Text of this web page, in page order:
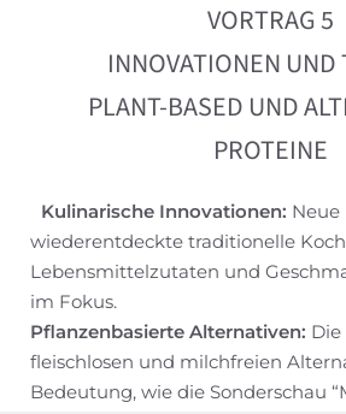
VORTRAG 5
INNOVATIONEN UND
PLANT-BASED UND
PROTEINE
Kulinarische Innovationen: Neue
wiederentdeckte traditionelle
Lebensmittelzutaten und
im Fokus.
Pflanzenbasierte Alternativen:
fleischlosen und milchfreien
Bedeutung, wie die Sonderschau